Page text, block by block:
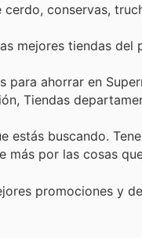
cerdo, conservas,
mejores tiendas del
para ahorrar en
Tiendas
estás buscando.
más por las cosas
promociones y